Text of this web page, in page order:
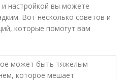
настройкой вы можете
Вот несколько советов и
которые помогут вам
может быть тяжелым
которое мешает